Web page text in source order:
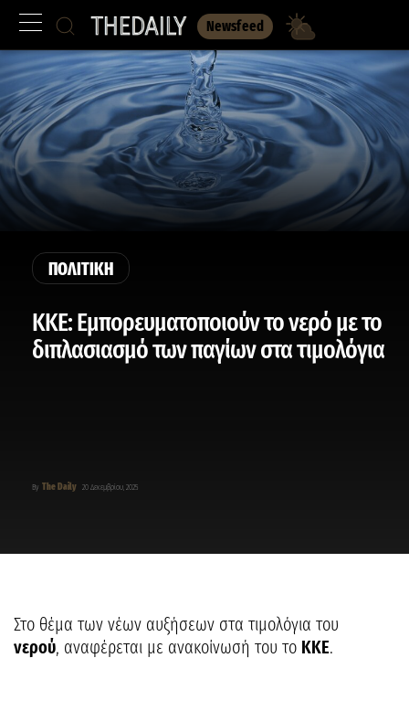
Newsfeed
ΠΟΛΙΤΙΚΗ
ΚΚΕ: Εμπορευματοποιούν το νερό με το
διπλασιασμό των παγίων στα τιμολόγια
By The Daily 20 Δεκεμβρίου, 2025
Στο θέμα των νέων αυξήσεων στα τιμολόγια του
νερού, αναφέρεται με ανακοίνωσή του το ΚΚΕ.